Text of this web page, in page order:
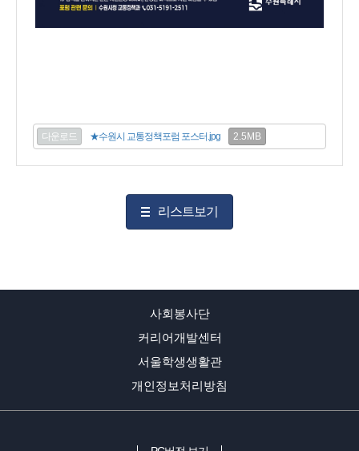
다운로드 ★수원시 교통정책포럼 포스터.jpg 2.5MB
리스트보기
사회봉사단
커리어개발센터
서울학생생활관
개인정보처리방침